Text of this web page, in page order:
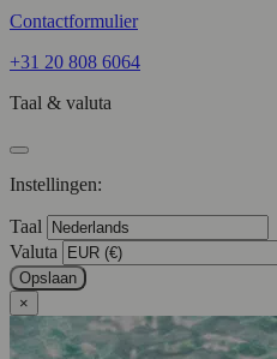
Contactformulier
+31 20 808 6064
Taal & valuta
Instellingen:
Taal
Valuta
Opslaan
×